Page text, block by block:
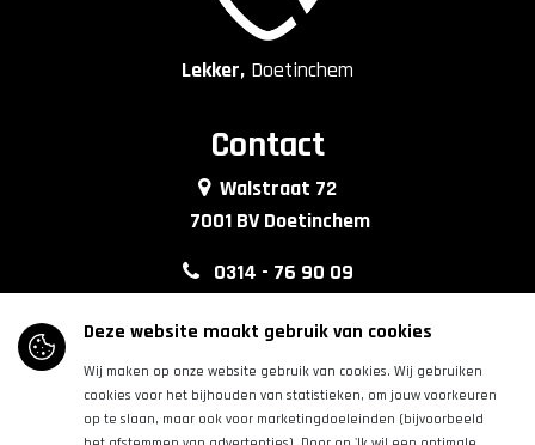
Lekker, Doetinchem
Contact
Walstraat 72
7001 BV Doetinchem
0314 - 76 90 09
info@lkkrdoetinchem.nl
Volg ons
Deze website maakt gebruik van cookies
Wij maken op onze website gebruik van cookies. Wij gebruiken
cookies voor het bijhouden van statistieken, om jouw voorkeuren
op te slaan, maar ook voor marketingdoeleinden (bijvoorbeeld